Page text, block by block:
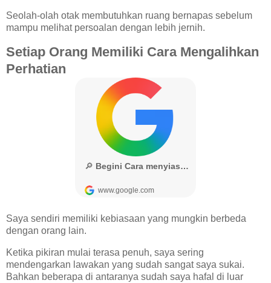
Seolah-olah otak membutuhkan ruang bernapas sebelum
mampu melihat persoalan dengan lebih jernih.
Setiap Orang Memiliki Cara Mengalihkan
Perhatian
Saya sendiri memiliki kebiasaan yang mungkin berbeda
dengan orang lain.
Ketika pikiran mulai terasa penuh, saya sering
mendengarkan lawakan yang sudah sangat saya sukai.
Bahkan beberapa di antaranya sudah saya hafal di luar